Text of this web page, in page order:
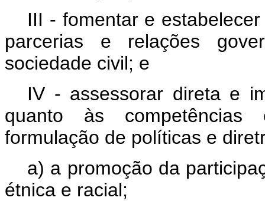
III - fomentar e
parcerias e relações
sociedade civil; e
IV - assessorar direta e
quanto às competências
formulação de políticas e
a) a promoção da
étnica e racial;